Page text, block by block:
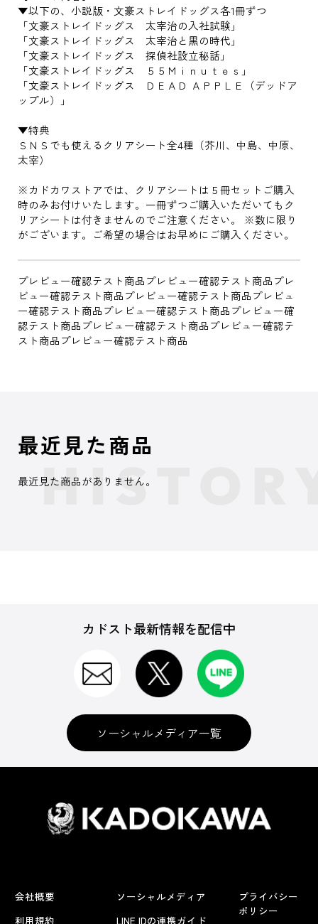
▼以下の、小説版・文豪ストレイドッグス各1冊ずつ
「文豪ストレイドッグス 太宰治の入社試験」
「文豪ストレイドッグス 太宰治と黒の時代」
「文豪ストレイドッグス 探偵社設立秘話」
「文豪ストレイドッグス ５５Ｍｉｎｕｔｅｓ」
「文豪ストレイドッグス ＤＥＡＤ ＡＰＰＬＥ（デッドア
ップル）」
▼特典
ＳＮＳでも使えるクリアシート全4種（芥川、中島、中原、
太宰）
※カドカワストアでは、クリアシートは５冊セットご購入
時のみお付けいたします。一冊ずつご購入いただいてもク
リアシートは付きませんのでご注意ください。 ※数に限り
がございます。ご希望の場合はお早めにご購入ください。
プレビュー確認テスト商品プレビュー確認テスト商品プレ
ビュー確認テスト商品プレビュー確認テスト商品プレビュ
ー確認テスト商品プレビュー確認テスト商品プレビュー確
認テスト商品プレビュー確認テスト商品プレビュー確認テ
スト商品プレビュー確認テスト商品
最近見た商品
最近見た商品がありません。
カドスト最新情報を配信中
ソーシャルメディア一覧
会社概要
利用規約
ソーシャルメディア
LINE IDの連携ガイド
プライバシー
ポリシー